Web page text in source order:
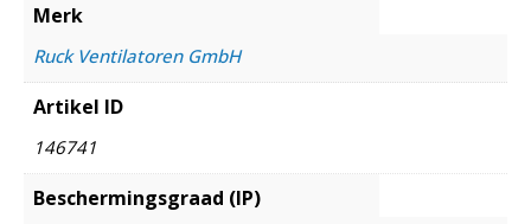
Merk
Ruck Ventilatoren GmbH
Artikel ID
146741
Beschermingsgraad (IP)